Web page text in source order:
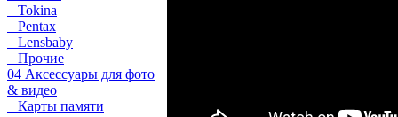
Tokina
Pentax
Lensbaby
Прочие
04 Аксессуары для фото
& видео
Карты памяти